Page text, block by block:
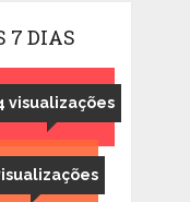
7 DIAS
visualizações